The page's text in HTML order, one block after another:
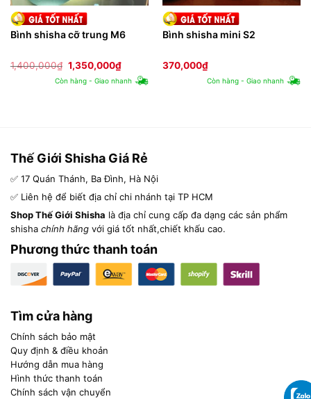
Bình shisha cỡ trung M6
1,400,000₫ Giá
gốc
là:
1,350,000₫Giá
hiện
tại
Còn hàng - Giao nhanh
Bình shisha mini S2
370,000₫
Còn hàng - Giao nhanh
Thế Giới Shisha Giá Rẻ
✅ 17 Quán Thánh, Ba Đình, Hà Nội
✅ Liên hệ để biết địa chỉ chi nhánh tại TP HCM
Shop Thế Giới Shisha là địa chỉ cung cấp đa dạng các sản phẩm
shisha chính hãng với giá tốt nhất,chiết khấu cao.
Phương thức thanh toán
Tìm cửa hàng
Chính sách bảo mật
Quy định & điều khoản
Hướng dẫn mua hàng
Hình thức thanh toán
Chính sách vận chuyển